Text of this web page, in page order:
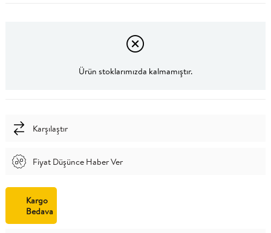
Ürün stoklarımızda kalmamıştır.
Karşılaştır
Fiyat Düşünce Haber Ver
Kargo
Bedava